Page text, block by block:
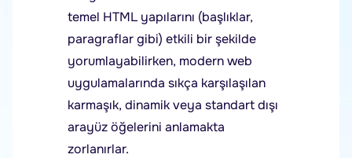
temel HTML yapılarını (başlıklar,
paragraflar gibi) etkili bir şekilde
yorumlayabilirken, modern web
uygulamalarında sıkça karşılaşılan
karmaşık, dinamik veya standart dışı
arayüz öğelerini anlamakta
zorlanırlar.